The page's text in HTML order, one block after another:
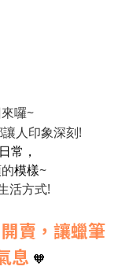
囉~
人印象深刻!
常，
模樣~
活方式!
賣，讓蠟筆
息 🧡